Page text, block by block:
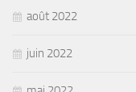
août 2022
juin 2022